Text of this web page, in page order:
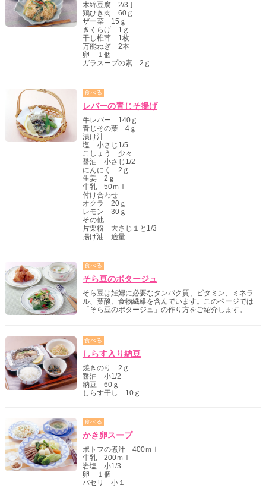
木綿豆腐 2/3丁
鶏ひき肉 60ｇ
ザー菜 15ｇ
きくらげ 1ｇ
干し椎茸 1枚
万能ねぎ 2本
卵 １個
ガラスープの素 2ｇ
食べる
レバーの青じそ揚げ
牛レバー 140ｇ
青じその葉 4ｇ
漬け汁
塩 小さじ1/5
こしょう 少々
醤油 小さじ1/2
にんにく 2ｇ
生姜 2ｇ
牛乳 50ｍｌ
付け合わせ
オクラ 20ｇ
レモン 30ｇ
その他
片栗粉 大さじ１と1/3
揚げ油 適量
食べる
そら豆のポタージュ
そら豆は妊婦に必要なタンパク質、ビタミン、ミネラ
ル、葉酸、食物繊維を含んでいます。このページでは
「そら豆のポタージュ」の作り方をご紹介します。
食べる
しらす入り納豆
焼きのり 2ｇ
醤油 小1/2
納豆 60ｇ
しらす干し 10ｇ
食べる
かき卵スープ
ポトフの煮汁 400ｍｌ
牛乳 200ｍｌ
岩塩 小1/3
卵 １個
パセリ 小１